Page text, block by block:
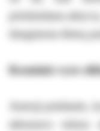
prisiimdama
daugiausia dienų
Kosminis vyro
Antroji priežastis,
tabuizavo